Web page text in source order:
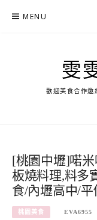
MENU
雯
歡迎美食合作邀
[桃園中壢]喏
板燒料理,料多
食/內壢高中/平
桃園美食 EVA6955